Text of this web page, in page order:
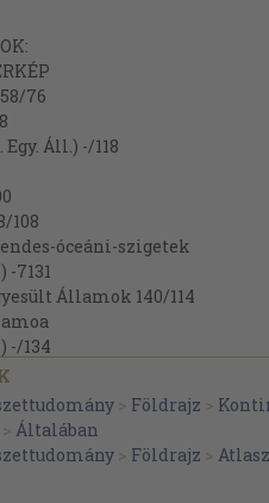
76
Áll.) -/118
108
óceáni-szigetek
-7131
Államok 140/114
-/134
szigetek
157/121
Nikobár-szigetek (India) -/93
> Földrajz >
> Általában
> Földrajz >